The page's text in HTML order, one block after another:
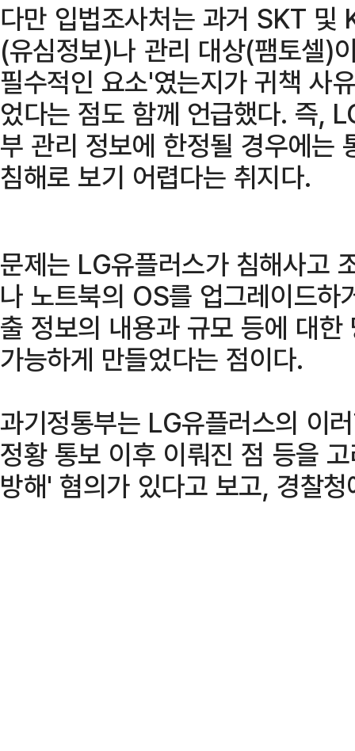
다만 입법조사처는 과거 SKT 및
(유심정보)나 관리 대상(팸토셀)
필수적인 요소'였는지가 귀책 사
었다는 점도 함께 언급했다. 즉,
부 관리 정보에 한정될 경우에는
침해로 보기 어렵다는 취지다.
문제는 LG유플러스가 침해사고
나 노트북의 OS를 업그레이드하
출 정보의 내용과 규모 등에 대
가능하게 만들었다는 점이다.
과기정통부는 LG유플러스의 이
정황 통보 이후 이뤄진 점 등을
방해' 혐의가 있다고 보고, 경찰